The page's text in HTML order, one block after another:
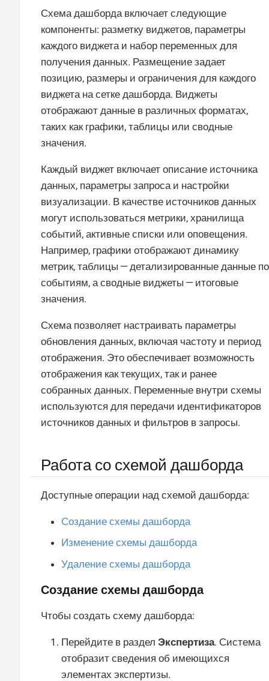
Схема дашборда включает следующие
компоненты: разметку виджетов, параметры
каждого виджета и набор переменных для
получения данных. Размещение задает
позицию, размеры и ограничения для каждого
виджета на сетке дашборда. Виджеты
отображают данные в различных форматах,
таких как графики, таблицы или сводные
значения.
Каждый виджет включает описание источника
данных, параметры запроса и настройки
визуализации. В качестве источников данных
могут использоваться метрики, хранилища
событий, активные списки или оповещения.
Например, графики отображают динамику
метрик, таблицы — детализированные данные по
событиям, а сводные виджеты — итоговые
значения.
Схема позволяет настраивать параметры
обновления данных, включая частоту и период
отображения. Это обеспечивает возможность
отображения как текущих, так и ранее
собранных данных. Переменные внутри схемы
используются для передачи идентификаторов
источников данных и фильтров в запросы.
Работа со схемой дашборда
Доступные операции над схемой дашборда:
Создание схемы дашборда
Изменение схемы дашборда
Удаление схемы дашборда
Создание схемы дашборда
Чтобы создать схему дашборда:
Перейдите в раздел Экспертиза. Система
отобразит сведения об имеющихся
элементах экспертизы.